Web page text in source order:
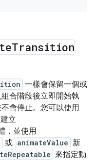
Transition
一樣會保留一個或
合階段後立即開始執
會停止。您可以使用
建立
，並使用
或 animateValue 新
來指定動